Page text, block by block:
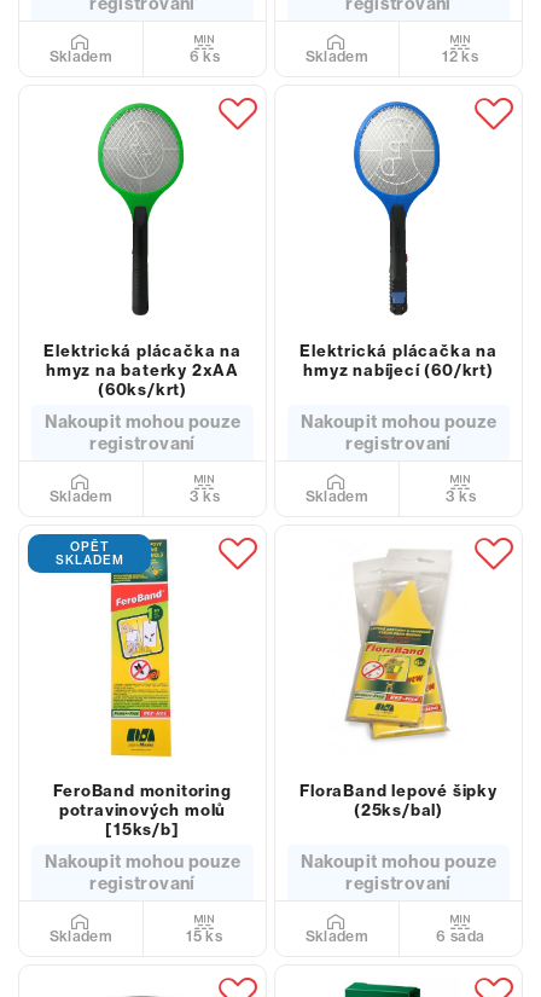
Skladem 6 ks Skladem 12 ks
Elektrická plácačka na
hmyz na baterky 2xAA
(60ks/krt)
Nakoupit mohou pouze
registrovaní
Skladem 3 ks
Elektrická plácačka na
hmyz nabíjecí (60/krt)
Nakoupit mohou pouze
registrovaní
Skladem 3 ks
OPĚT
SKLADEM
FeroBand monitoring
potravinových molů
[15ks/b]
Nakoupit mohou pouze
registrovaní
Skladem 15 ks
FloraBand lepové šipky
(25ks/bal)
Nakoupit mohou pouze
registrovaní
Skladem 6 sada